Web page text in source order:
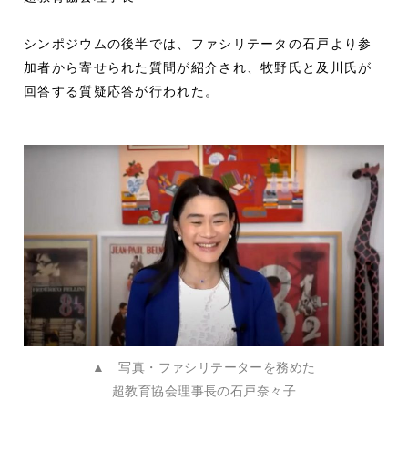
シンポジウムの後半では、ファシリテータの石戸より参
加者から寄せられた質問が紹介され、牧野氏と及川氏が
回答する質疑応答が行われた。
▲ 写真・ファシリテーターを務めた
超教育協会理事長の石戸奈々子